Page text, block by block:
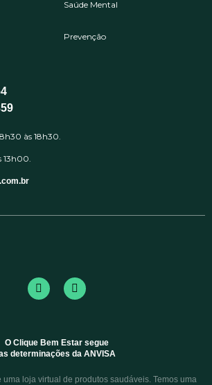
Saúde Mental
Prevenção
às 18h30.
13h00.
O Clique Bem Estar segue
determinações da ANVISA
uma loja virtual de produtos saudáveis. Temos uma